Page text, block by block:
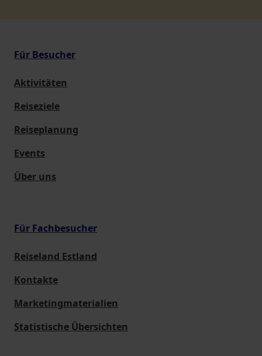
Für Besucher
Aktivitäten
Reiseziele
Reiseplanung
Events
Über uns
Für Fachbesucher
Reiseland Estland
Kontakte
Marketingmaterialien
Statistische Übersichten